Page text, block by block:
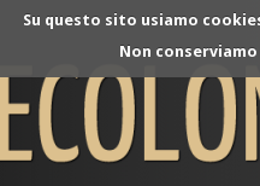
Su questo sito usiamo
Non